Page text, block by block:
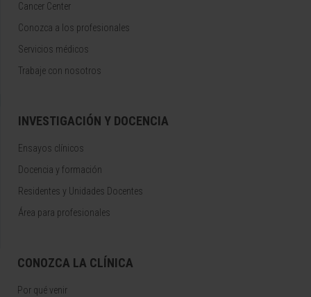
Cancer Center
Conozca a los profesionales
Servicios médicos
Trabaje con nosotros
INVESTIGACIÓN Y DOCENCIA
Ensayos clínicos
Docencia y formación
Residentes y Unidades Docentes
Área para profesionales
CONOZCA LA CLÍNICA
Por qué venir